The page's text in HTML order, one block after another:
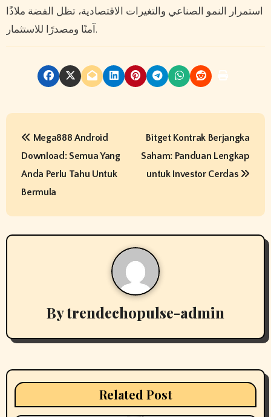
استمرار النمو الصناعي والتغيرات الاقتصادية، تظل الفضة ملاذًا
آمنًا ومصدرًا للاستثمار.
P
n
a
a
t
Mega888 Android
Download: Semua Yang
Anda Perlu Tahu Untuk
Bermula
Bitget Kontrak Berjangka
Saham: Panduan Lengkap
untuk Investor Cerdas
Bytrendechopulse-admin
Related Post